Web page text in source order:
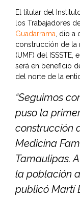
El titular del
los Trabajadores
Guadarrama, dio a
construcción de la
(UMF) del ISSSTE,
será en beneficio
del norte de la
“Seguimos
puso la
construcción
Medicina
Tamaulipas.
la población
publicó Martí